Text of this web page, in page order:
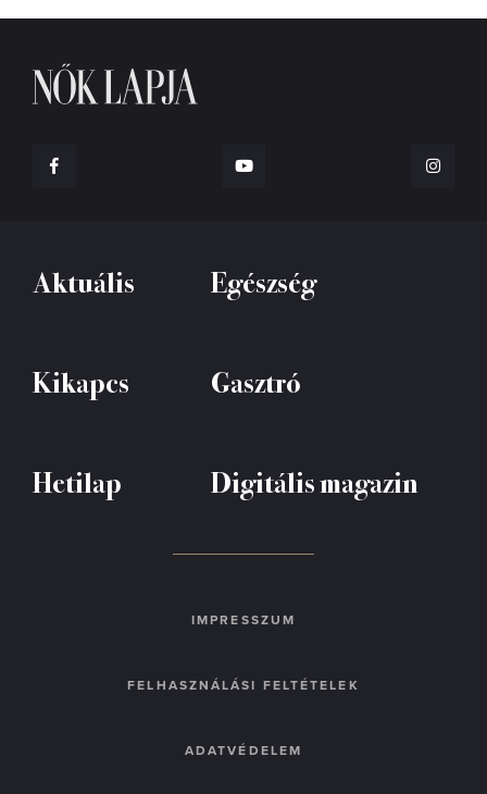
Aktuális Egészség
Kikapcs Gasztró
Hetilap Digitális magazin
IMPRESSZUM
FELHASZNÁLÁSI FELTÉTELEK
ADATVÉDELEM